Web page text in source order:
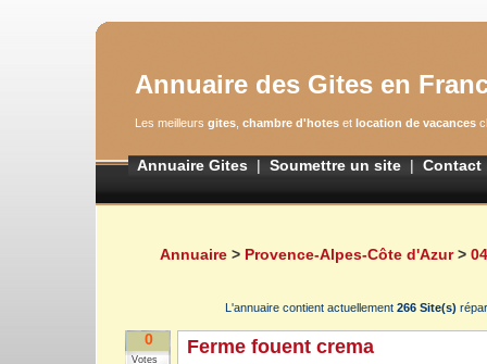
Annuaire des Gites en
Les meilleurs gites, chambre d'hoteset location de vacances
Annuaire Gites| Soumettre un site| Contact
Annuaire> Provence-Alpes-Côte d'Azur>
L'annuaire contient actuellement 266 Site(s)
0
Votes
Ferme fouent crema